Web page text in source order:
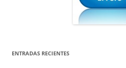
ENTRADAS RECIENTES